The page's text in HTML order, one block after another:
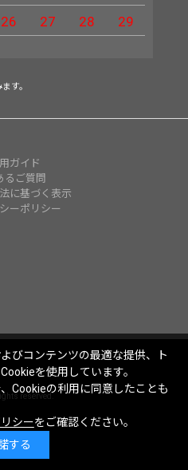
26 27 28
29
す。
ガイド
るご質問
に基づく表示
ーポリシー
reserved.
びコンテンツの最適な提供、ト
を使用しています。
Cookieの利用に同意したことも
シーをご確認ください。
する